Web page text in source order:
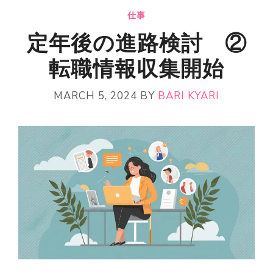
仕事
定年後の進路検討 ②
転職情報収集開始
MARCH 5, 2024 BY BARI KYARI